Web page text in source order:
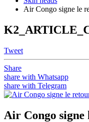
Air Congo signe le
Tweet
Share
share with Whatsapp
share with Telegram
Air Congo signe